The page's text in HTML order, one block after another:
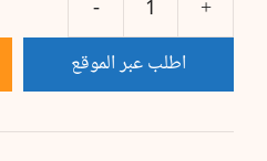
كمية
الحرماناطلب عبر الموقع